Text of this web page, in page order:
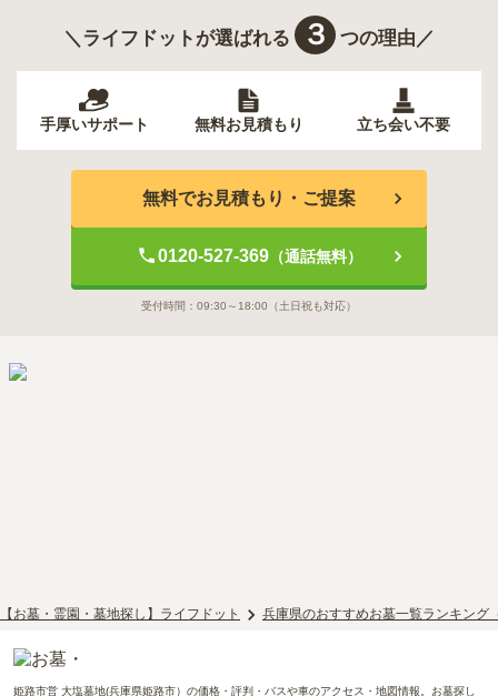
＼ライフドットが選ばれる ３ つの理由／
手厚いサポート 無料お見積もり 立ち会い不要
無料でお見積もり・ご提案
0120-527-369（通話無料）
受付時間： 09:30～18:00 （土日祝も対応）
【お墓・霊園・墓地探し】ライフドット 兵庫県のおすすめお墓一覧ランキング
姫路市営 大塩墓地(兵庫県姫路市）の価格・評判・バスや車のアクセス・地図情報。お墓探し